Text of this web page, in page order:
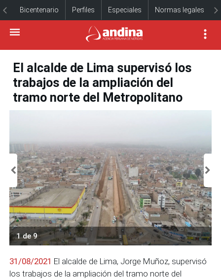
Bicentenario Perfiles Especiales Normas legales
El alcalde de Lima supervisó los
trabajos de la ampliación del
tramo norte del Metropolitano
1 de 9
31/08/2021 El alcalde de Lima, Jorge Muñoz, supervisó
los trabajos de la ampliación del tramo norte del